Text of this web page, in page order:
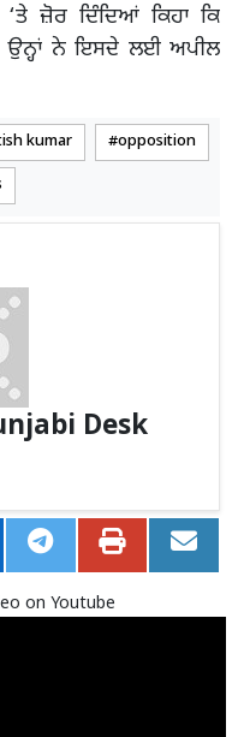
‘ਤੇ ਜ਼ੋਰ ਦਿੰਦਿਆਂ ਕਿਹਾ ਕਿ
ਉਨ੍ਹਾਂ ਨੇ ਇਸਦੇ ਲਈ ਅਪੀਲ
kumar opposition
Desk
on Youtube